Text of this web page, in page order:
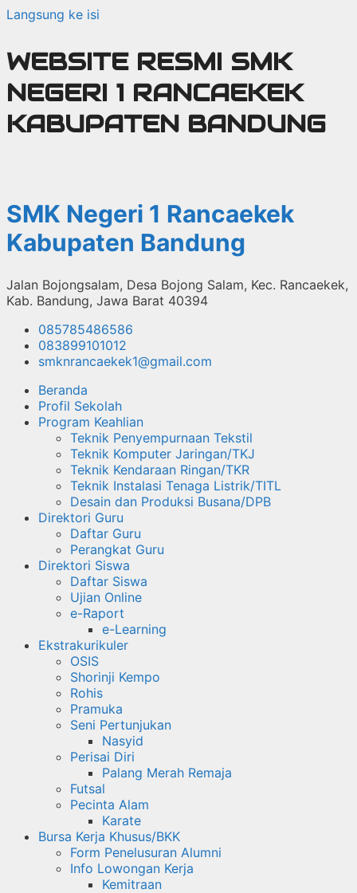
Langsung ke isi
WEBSITE RESMI SMK
NEGERI 1 RANCAEKEK
KABUPATEN BANDUNG
SMK Negeri 1 Rancaekek
Kabupaten Bandung
Jalan Bojongsalam, Desa Bojong Salam, Kec. Rancaekek,
Kab. Bandung, Jawa Barat 40394
085785486586
083899101012
smknrancaekek1@gmail.com
Beranda
Profil Sekolah
Program Keahlian
Teknik Penyempurnaan Tekstil
Teknik Komputer Jaringan/TKJ
Teknik Kendaraan Ringan/TKR
Teknik Instalasi Tenaga Listrik/TITL
Desain dan Produksi Busana/DPB
Direktori Guru
Daftar Guru
Perangkat Guru
Direktori Siswa
Daftar Siswa
Ujian Online
e-Raport
e-Learning
Ekstrakurikuler
OSIS
Shorinji Kempo
Rohis
Pramuka
Seni Pertunjukan
Nasyid
Perisai Diri
Palang Merah Remaja
Futsal
Pecinta Alam
Karate
Bursa Kerja Khusus/BKK
Form Penelusuran Alumni
Info Lowongan Kerja
Kemitraan